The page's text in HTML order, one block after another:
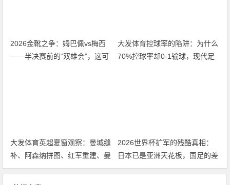
2026金靴之争：姆巴佩vs梅西
——半决赛前的“双雄会”，这可
大发体育控球率的陷阱：为什么
70%控球率却0-1输球，现代足
大发体育英超夏窗观察：曼城缝
补、阿森纳拼图、红军重建、曼
联破局——新赛季乱战才刚开始
2026世界杯扩军的残酷真相：
日本已是亚洲天花板，国足的差
距远不止几个名额